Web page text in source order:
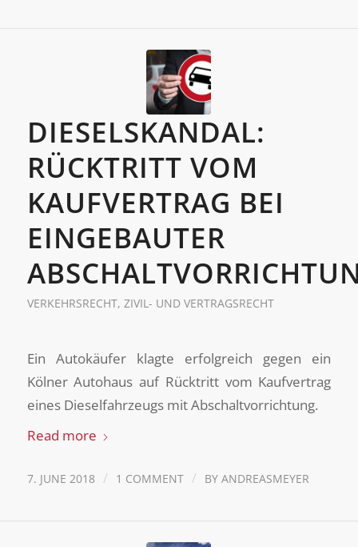
DIESELSKANDAL:
RÜCKTRITT VOM
KAUFVERTRAG BEI
EINGEBAUTER
VERKEHRSRECHT, ZIVIL- UND VERTRAGSRECHT
Ein Autokäufer klagte erfolgreich gegen ein
Kölner Autohaus auf Rücktritt vom Kaufvertrag
eines Dieselfahrzeugs mit Abschaltvorrichtung.
Read more
7. JUNE 2018 / 1 COMMENT / BY ANDREASMEYER